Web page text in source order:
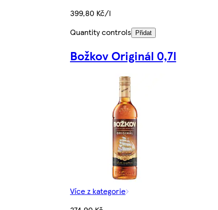
399,80 Kč/l
Quantity controls
Přidat
Božkov Originál 0,7l
Více z kategorie